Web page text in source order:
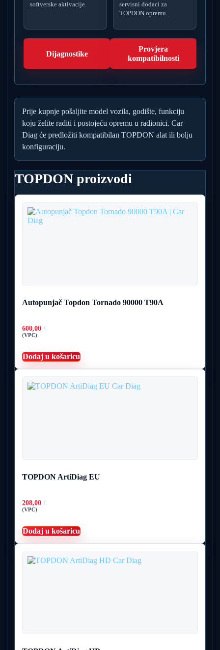
softverske aktivacije.
servisni dodaci za
TOPDON opremu.
Dijagnostike
Provjera
kompatibilnosti
Prije kupnje pošaljite model vozila, godište, funkciju
koju želite raditi i postojeću opremu u radionici. Car
Diag će predložiti kompatibilan TOPDON alat ili bolju
konfiguraciju.
TOPDON proizvodi
Autopunjač Topdon Tornado 90000 T90A
600,00 €
(VPC)
Dodaj u košaricu
TOPDON ArtiDiag EU
208,00 €
(VPC)
Dodaj u košaricu